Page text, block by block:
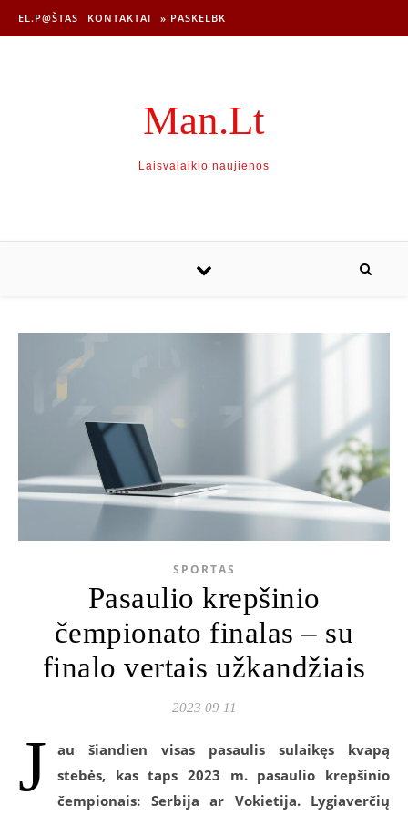
EL.P@ŠTAS KONTAKTAI » PASKELBK
Man.Lt
Laisvalaikio naujienos
SPORTAS
Pasaulio krepšinio
čempionato finalas – su
finalo vertais užkandžiais
2023 09 11
J
au šiandien visas pasaulis sulaikęs kvapą
stebės, kas taps 2023 m. pasaulio krepšinio
čempionais: Serbija ar Vokietija. Lygiaverčių